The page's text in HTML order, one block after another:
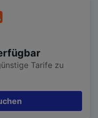
Tarife zu